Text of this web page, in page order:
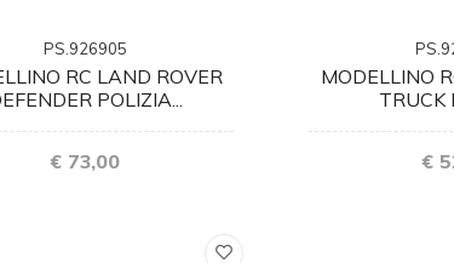
PS.926905
RC LAND ROVER
POLIZIA...
€ 73,00
MODELLINO
TRUCK
€